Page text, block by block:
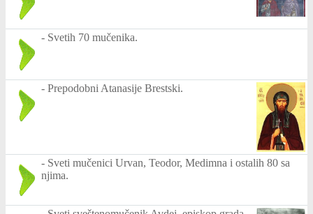
- Svetih 70 mučenika.
- Prepodobni Atanasije Brestski.
- Sveti mučenici Urvan, Teodor, Medimna i ostalih 80 sa
njima.